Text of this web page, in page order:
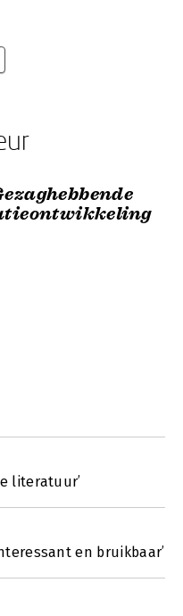
literatuur’
en bruikbaar’